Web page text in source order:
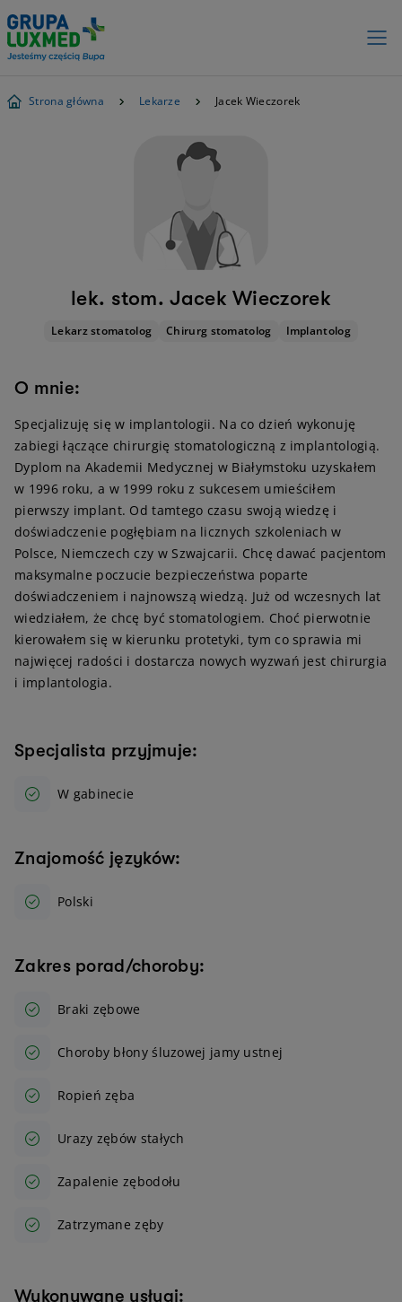
Strona główna Lekarze Jacek Wieczorek
lek. stom. Jacek Wieczorek
Lekarz stomatolog Chirurg stomatolog Implantolog
O mnie:
Specjalizuję się w implantologii. Na co dzień wykonuję
zabiegi łączące chirurgię stomatologiczną z implantologią.
Dyplom na Akademii Medycznej w Białymstoku uzyskałem
w 1996 roku, a w 1999 roku z sukcesem umieściłem
pierwszy implant. Od tamtego czasu swoją wiedzę i
doświadczenie pogłębiam na licznych szkoleniach w
Polsce, Niemczech czy w Szwajcarii. Chcę dawać pacjentom
maksymalne poczucie bezpieczeństwa poparte
doświadczeniem i najnowszą wiedzą. Już od wczesnych lat
wiedziałem, że chcę być stomatologiem. Choć pierwotnie
kierowałem się w kierunku protetyki, tym co sprawia mi
najwięcej radości i dostarcza nowych wyzwań jest chirurgia
i implantologia.
Specjalista przyjmuje:
W gabinecie
Znajomość języków:
Polski
Zakres porad/choroby:
Braki zębowe
Choroby błony śluzowej jamy ustnej
Ropień zęba
Urazy zębów stałych
Zapalenie zębodołu
Zatrzymane zęby
Wykonywane usługi: